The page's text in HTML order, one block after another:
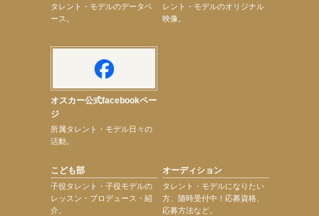
タレント・モデルのデータベ
ース。
レント・モデルのオリジナル
映像。
オスカー公式facebookペー
ジ
所属タレント・モデル日々の
活動。
こども部
子役タレント・子役モデルの
レッスン・プロデュース・紹
介。
オーディション
タレント・モデルになりたい
方、随時受付中！応募資格、
応募方法など。